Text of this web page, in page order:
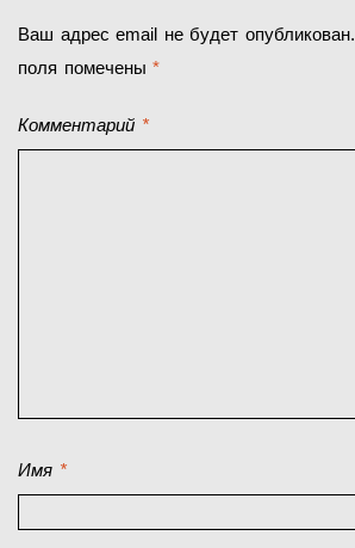
Ваш адрес email не будет опубликован.
поля помечены *
Комментарий *
Имя *